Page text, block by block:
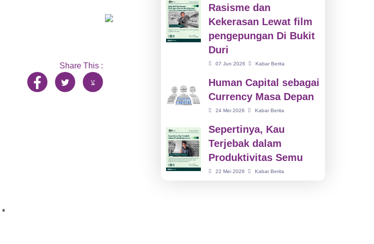
Share This :
*
Rasisme dan
Kekerasan Lewat film
pengepungan Di Bukit
Duri
07 Jun 2026 Kabar Berita
Human Capital sebagai
Currency Masa Depan
24 Mei 2026 Kabar Berita
Sepertinya, Kau
Terjebak dalam
Produktivitas Semu
22 Mei 2026 Kabar Berita